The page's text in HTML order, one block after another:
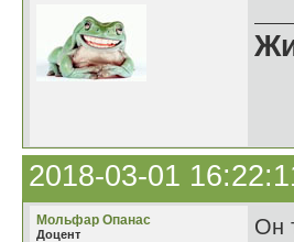
2018-03-01
Мольфар Опанас
Доцент
Он